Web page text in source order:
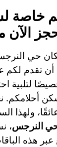
خاصة
الآن
حي
أن تقدم لكم
لتلبية
أحلامكم.
ولهذا
النرجس،
هذه